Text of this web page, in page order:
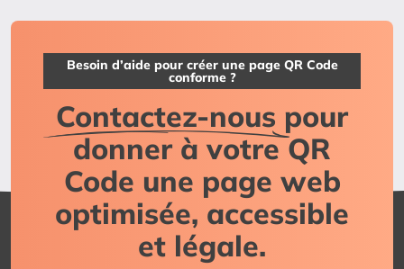
Besoin d’aide pour créer une page QR Code
conforme ?
Contactez-nous pour
donner à votre QR
Code une page web
optimisée, accessible
et légale.